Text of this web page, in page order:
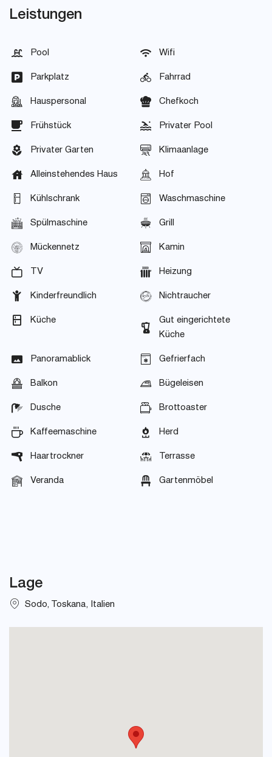
Leistungen
Pool Wifi
Parkplatz Fahrrad
Hauspersonal Chefkoch
Frühstück Privater Pool
Privater Garten Klimaanlage
Alleinstehendes Haus Hof
Kühlschrank Waschmaschine
Spülmaschine Grill
Mückennetz Kamin
TV Heizung
Kinderfreundlich Nichtraucher
Küche
Gut eingerichtete
Küche
Panoramablick Gefrierfach
Balkon Bügeleisen
Dusche Brottoaster
Kaffeemaschine Herd
Haartrockner Terrasse
Veranda Gartenmöbel
Lage
Sodo, Toskana, Italien